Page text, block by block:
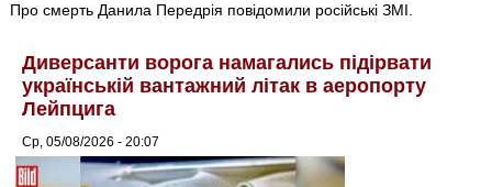
Про смерть Данила Передрія повідомили російські ЗМІ.
Диверсанти ворога намагались підірвати
українській вантажний літак в аеропорту
Лейпцига
Ср, 05/08/2026 - 20:07